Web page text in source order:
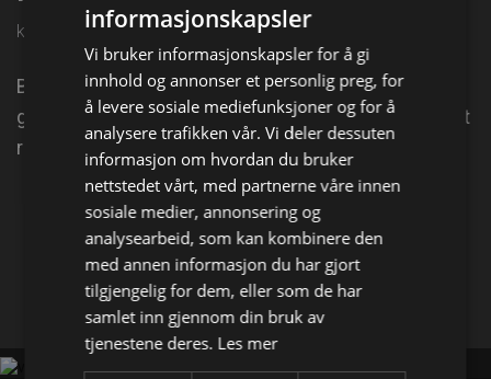
kl. 19:30 på NRK Super
Bli med på intergalaktisk gårdsbesøk hos Shaun og
gjengen. Forvent fårete glis og brekende latter når et
romvesen søker dekning på låven.
Facebook X
informasjonskapsler
Vi bruker informasjonskapsler for å gi
innhold og annonser et personlig preg, for
å levere sosiale mediefunksjoner og for å
analysere trafikken vår. Vi deler dessuten
informasjon om hvordan du bruker
nettstedet vårt, med partnerne våre innen
sosiale medier, annonsering og
analysearbeid, som kan kombinere den
med annen informasjon du har gjort
tilgjengelig for dem, eller som de har
samlet inn gjennom din bruk av
tjenestene deres. Les mer